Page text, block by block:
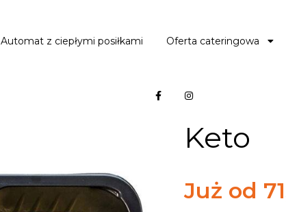
Automat z ciepłymi posiłkami Oferta cateringowa
Keto
Już od